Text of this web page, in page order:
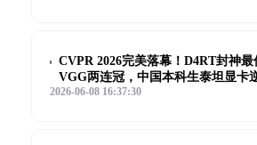
CVPR 2026完美落幕！D4RT封神
VGG两连冠，中国本科生泰坦显卡
2026-06-08 16:37:30